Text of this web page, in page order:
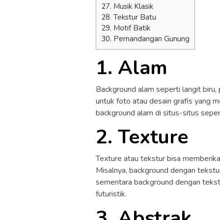
27. Musik Klasik
28. Tekstur Batu
29. Motif Batik
30. Pemandangan Gunung
1. Alam
Background alam seperti langit biru,
untuk foto atau desain grafis yang
background alam di situs-situs
2. Texture
Texture atau tekstur bisa
Misalnya, background dengan
sementara background dengan
futuristik.